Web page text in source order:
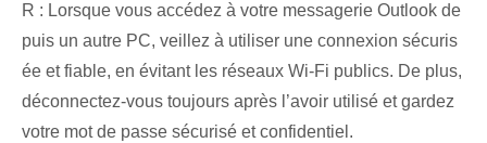
R : Lorsque vous accédez à votre messagerie Outlook de
puis un autre PC, veillez à utiliser une connexion sécuris
ée et fiable, en évitant les réseaux Wi-Fi publics. De plus,
déconnectez-vous toujours après l’avoir utilisé et gardez
votre mot de passe sécurisé et confidentiel.